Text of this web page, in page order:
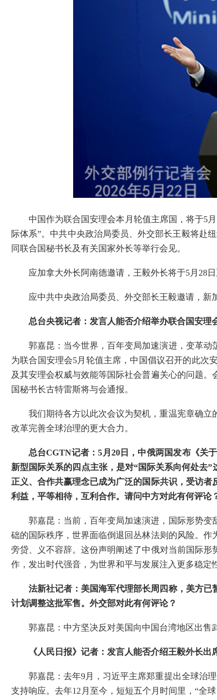
中国作为联合国安理会本月轮值主席国，将于5
际体系”。中共中央政治局委员、外交部长王毅将赴
同联合国秘书长及有关国家外长等举行会见。
应加拿大外长阿南德邀请，王毅外长将于5月28
应中共中央政治局委员、外交部长王毅邀请，新
总台央视记者：发言人能否介绍举办联合国安
郭嘉昆：当今世界，百年变局加速演进，变革
为联合国安理会5月轮值主席，中国倡议召开的此次
及其安理会权威与效能等国际社会普遍关心的问题
国秘书长古特雷斯将与会通报。
我们期待各方以此次会议为契机，重温宪章确
改革完善全球治理的更大合力。
总台CGTN记者：5月20日，中俄两国发布《关
新型国际关系的四点主张，是对“国际关系向何处去
正义、合作共赢理念已成为广泛的国际共识，受访
利益，平等相待，互利合作。请问中方对此有何评论
郭嘉昆：当前，百年变局加速演进，国际形势
础的国际秩序，世界面临倒退回丛林法则的风险。
旁贷、义不容辞。这份声明阐述了中俄对当前国际
作，发出时代强音，为世界和平与发展注入更多稳定
法新社记者：美国海军代理部长周四称，美方
计划调整这批军售。外交部对此有何评论？
郭嘉昆：中方坚决反对美国向中国台湾地区出售
《人民日报》记者：发言人能否介绍王毅外长
郭嘉昆：去年9月，习近平主席郑重提出全球治
支持响应。去年12月至今，短短五个月时间里，“全